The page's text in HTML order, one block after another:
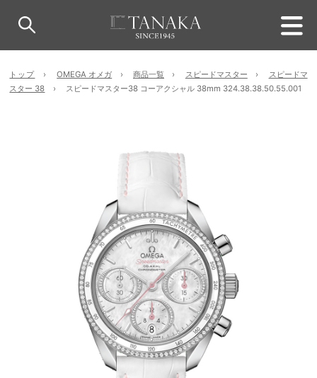
トップ OMEGA オメガ 商品一覧 スピードマスター
スピードマ
スター 38
スピードマスター38 コーアクシャル 38mm 324.38.38.50.55.001